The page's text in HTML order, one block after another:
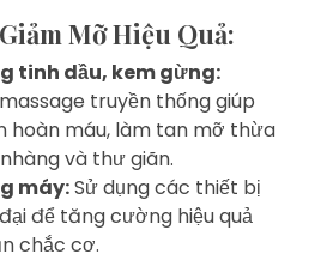
Mỡ Hiệu Quả:
tinh dầu, kem gừng:
truyền thống giúp
hoàn máu, làm tan mỡ thừa
và thư giãn.
máy:Sử dụng các thiết bị
để tăng cường hiệu quả
chắc cơ.